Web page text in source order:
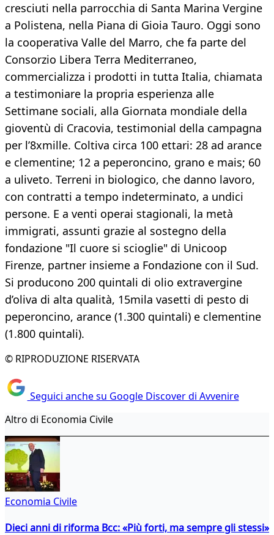
cresciuti nella parrocchia di Santa Marina Vergine
a Polistena, nella Piana di Gioia Tauro. Oggi sono
la cooperativa Valle del Marro, che fa parte del
Consorzio Libera Terra Mediterraneo,
commercializza i prodotti in tutta Italia, chiamata
a testimoniare la propria esperienza alle
Settimane sociali, alla Giornata mondiale della
gioventù di Cracovia, testimonial della campagna
per l’8xmille. Coltiva circa 100 ettari: 28 ad arance
e clementine; 12 a peperoncino, grano e mais; 60
a uliveto. Terreni in biologico, che danno lavoro,
con contratti a tempo indeterminato, a undici
persone. E a venti operai stagionali, la metà
immigrati, assunti grazie al sostegno della
fondazione "Il cuore si scioglie" di Unicoop
Firenze, partner insieme a Fondazione con il Sud.
Si producono 200 quintali di olio extravergine
d’oliva di alta qualità, 15mila vasetti di pesto di
peperoncino, arance (1.300 quintali) e clementine
(1.800 quintali).
© RIPRODUZIONE RISERVATA
Seguici anche su Google Discover di Avvenire
Altro di Economia Civile
Economia Civile
Dieci anni di riforma Bcc: «Più forti, ma sempre gli stessi»